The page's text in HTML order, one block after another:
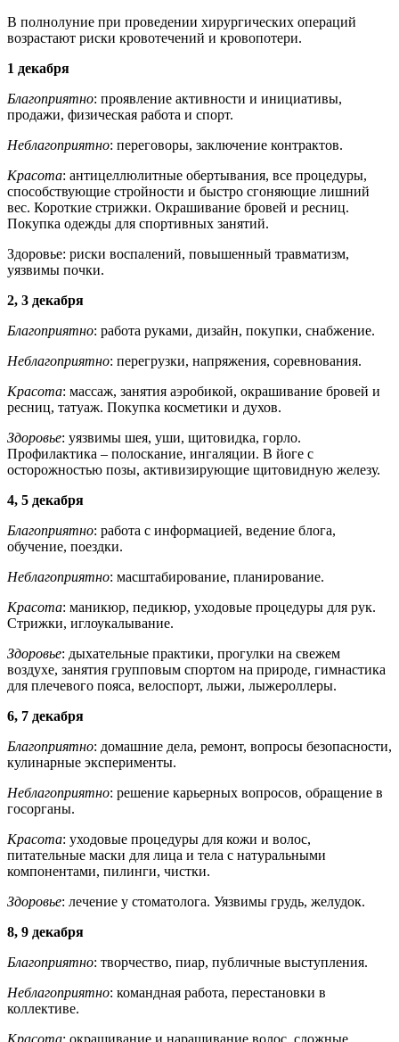
В полнолуние при проведении хирургических операций
возрастают риски кровотечений и кровопотери.
1 декабря
Благоприятно: проявление активности и инициативы,
продажи, физическая работа и спорт.
Неблагоприятно: переговоры, заключение контрактов.
Красота: антицеллюлитные обертывания, все процедуры,
способствующие стройности и быстро сгоняющие лишний
вес. Короткие стрижки. Окрашивание бровей и ресниц.
Покупка одежды для спортивных занятий.
Здоровье: риски воспалений, повышенный травматизм,
уязвимы почки.
2, 3 декабря
Благоприятно: работа руками, дизайн, покупки, снабжение.
Неблагоприятно: перегрузки, напряжения, соревнования.
Красота: массаж, занятия аэробикой, окрашивание бровей и
ресниц, татуаж. Покупка косметики и духов.
Здоровье: уязвимы шея, уши, щитовидка, горло.
Профилактика – полоскание, ингаляции. В йоге с
осторожностью позы, активизирующие щитовидную железу.
4, 5 декабря
Благоприятно: работа с информацией, ведение блога,
обучение, поездки.
Неблагоприятно: масштабирование, планирование.
Красота: маникюр, педикюр, уходовые процедуры для рук.
Стрижки, иглоукалывание.
Здоровье: дыхательные практики, прогулки на свежем
воздухе, занятия групповым спортом на природе, гимнастика
для плечевого пояса, велоспорт, лыжи, лыжероллеры.
6, 7 декабря
Благоприятно: домашние дела, ремонт, вопросы безопасности,
кулинарные эксперименты.
Неблагоприятно: решение карьерных вопросов, обращение в
госорганы.
Красота: уходовые процедуры для кожи и волос,
питательные маски для лица и тела с натуральными
компонентами, пилинги, чистки.
Здоровье: лечение у стоматолога. Уязвимы грудь, желудок.
8, 9 декабря
Благоприятно: творчество, пиар, публичные выступления.
Неблагоприятно: командная работа, перестановки в
коллективе.
Красота: окрашивание и наращивание волос, сложные